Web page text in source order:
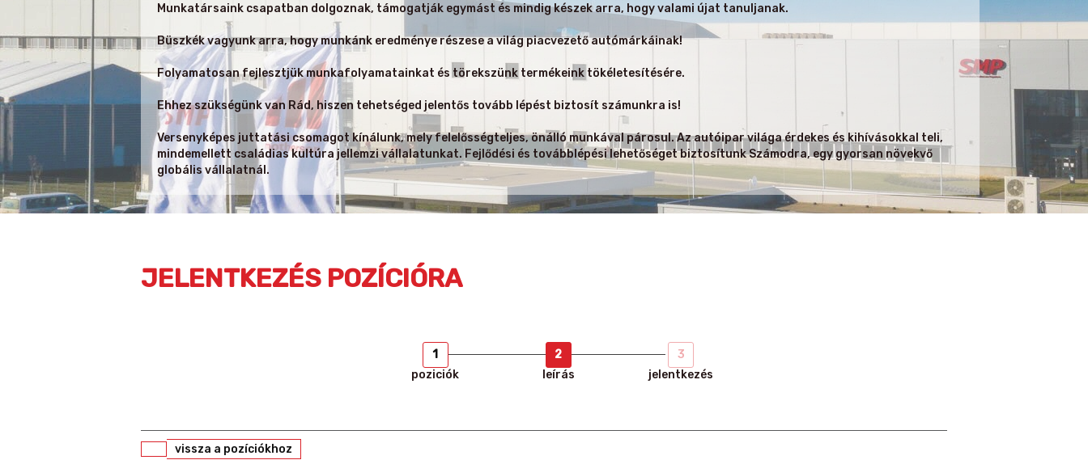
Munkatársaink csapatban dolgoznak, támogatják egymást és mindig készek arra, hogy valami újat tanuljanak.
Büszkék vagyunk arra, hogy munkánk eredménye részese a világ piacvezető autómárkáinak!
Folyamatosan fejlesztjük munkafolyamatainkat és törekszünk termékeink tökéletesítésére.
Ehhez szükségünk van Rád, hiszen tehetséged jelentős tovább lépést biztosít számunkra is!
Versenyképes juttatási csomagot kínálunk, mely felelősségteljes, önálló munkával párosul. Az autóipar világa érdekes és kihívásokkal teli,
mindemellett családias kultúra jellemzi vállalatunkat. Fejlődési és továbblépési lehetőséget biztosítunk Számodra, egy gyorsan növekvő
globális vállalatnál.
JELENTKEZÉS POZÍCIÓRA
1
poziciók
2
leírás
3
jelentkezés
vissza a pozíciókhoz